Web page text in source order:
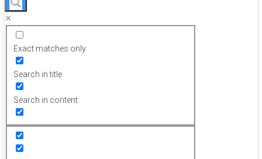
Exact matches only
Search in title
Search in content